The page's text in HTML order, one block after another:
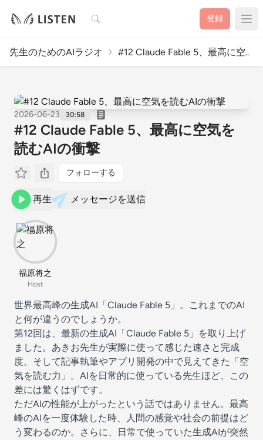
検索 登録
先生のためのAIラジオ #12 Claude Fable 5、最高に空..
2026-06-23 30:58
#12 Claude Fable 5、最高に空気を
読むAIの衝撃
フォローする
再生 メッセージを送信
福原将之
Host
世界最高峰の生成AI「Claude Fable 5」。これまでのAI
と何が違うのでしょうか。
第12回は、最新の生成AI「Claude Fable 5」を取り上げ
ました。あきお先生が実際に使って感じた速さと完成
度。そして記事執筆やアプリ開発の中で見えてきた「空
気を読む力」。AIを日常的に使っている先生ほど、この
差には驚くはずです。
ただAIの性能が上がったという話ではありません。最高
峰のAIを一度体験した時、人間の感覚や社会の前提はど
う変わるのか。さらに、日常で使っていた生成AIが突然